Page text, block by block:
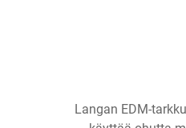
Langan EDM-